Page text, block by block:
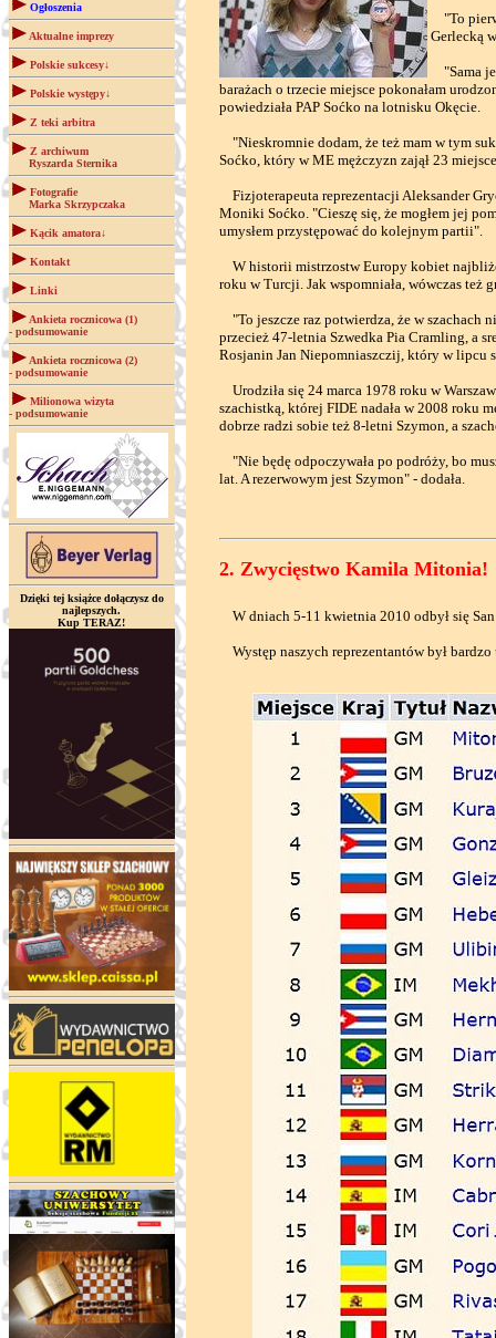
Ogłoszenia
Aktualne imprezy
Polskie sukcesy↓
Polskie występy↓
Z teki arbitra
Z archiwum
Ryszarda Sternika
Fotografie
Marka Skrzypczaka
Kącik amatora↓
Kontakt
Linki
Ankieta rocznicowa (1)
- podsumowanie
Ankieta rocznicowa (2)
- podsumowanie
Milionowa wizyta
- podsumowanie
Dzięki tej książce dołączysz do
najlepszych.
Kup TERAZ!
"To
Gerlecką
"Sama
barażach o trzecie miejsce pokonałam
powiedziała PAP Soćko na lotnisku Okęcie.
"Nieskromnie dodam, że też mam w tym
Soćko, który w ME mężczyzn zajął 23
Fizjoterapeuta reprezentacji Aleksander
Moniki Soćko. "Cieszę się, że mogłem jej
umysłem przystępować do kolejnym partii".
W historii mistrzostw Europy kobiet
roku w Turcji. Jak wspomniała, wówczas też
"To jeszcze raz potwierdza, że w szachach
przecież 47-letnia Szwedka Pia Cramling, a
Rosjanin Jan Niepomniaszczij, który w lipcu
Urodziła się 24 marca 1978 roku w
szachistką, której FIDE nadała w 2008 roku
dobrze radzi sobie też 8-letni Szymon, a
"Nie będę odpoczywała po podróży, bo
lat. A rezerwowym jest Szymon" - dodała.
2. Zwycięstwo Kamila Mitonia!
W dniach 5-11 kwietnia 2010 odbył się
Występ naszych reprezentantów był